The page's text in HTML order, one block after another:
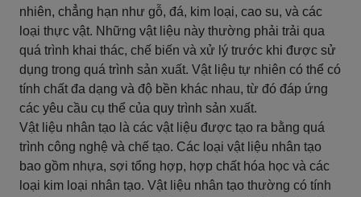
nhiên, chẳng hạn như gỗ, đá, kim loại, cao su, và các
loại thực vật. Những vật liệu này thường phải trải qua
quá trình khai thác, chế biến và xử lý trước khi được sử
dụng trong quá trình sản xuất. Vật liệu tự nhiên có thể có
tính chất đa dạng và độ bền khác nhau, từ đó đáp ứng
các yêu cầu cụ thể của quy trình sản xuất.
Vật liệu nhân tạo là các vật liệu được tạo ra bằng quá
trình công nghệ và chế tạo. Các loại vật liệu nhân tạo
bao gồm nhựa, sợi tổng hợp, hợp chất hóa học và các
loại kim loại nhân tạo. Vật liệu nhân tạo thường có tính